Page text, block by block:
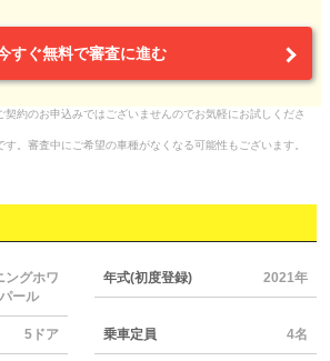
すぐ無料で審査に進む
約のお申込みではございませんのでお気軽にお試しくださ
。審査中にご希望の車種がなくなる可能性もございます。
ングホワ
ール
年式(初度登録) 2021年
5ドア 乗車定員 4名